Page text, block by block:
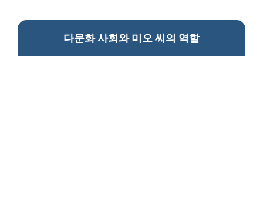
다문화 사회와 미오 씨의 역할